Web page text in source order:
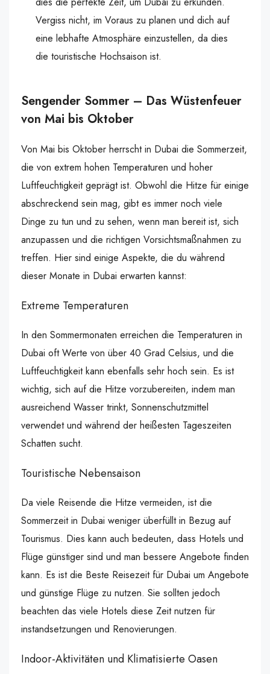
Vergiss nicht, im Voraus zu planen und dich auf
eine lebhafte Atmosphäre einzustellen, da dies
die touristische Hochsaison ist.
Sengender Sommer – Das Wüstenfeuer
von Mai bis Oktober
Von Mai bis Oktober herrscht in Dubai die Sommerzeit,
die von extrem hohen Temperaturen und hoher
Luftfeuchtigkeit geprägt ist. Obwohl die Hitze für einige
abschreckend sein mag, gibt es immer noch viele
Dinge zu tun und zu sehen, wenn man bereit ist, sich
anzupassen und die richtigen Vorsichtsmaßnahmen zu
treffen. Hier sind einige Aspekte, die du während
dieser Monate in Dubai erwarten kannst:
Extreme Temperaturen
In den Sommermonaten erreichen die Temperaturen in
Dubai oft Werte von über 40 Grad Celsius, und die
Luftfeuchtigkeit kann ebenfalls sehr hoch sein. Es ist
wichtig, sich auf die Hitze vorzubereiten, indem man
ausreichend Wasser trinkt, Sonnenschutzmittel
verwendet und während der heißesten Tageszeiten
Schatten sucht.
Touristische Nebensaison
Da viele Reisende die Hitze vermeiden, ist die
Sommerzeit in Dubai weniger überfüllt in Bezug auf
Tourismus. Dies kann auch bedeuten, dass Hotels und
Flüge günstiger sind und man bessere Angebote finden
kann. Es ist die Beste Reisezeit für Dubai um Angebote
und günstige Flüge zu nutzen. Sie sollten jedoch
beachten das viele Hotels diese Zeit nutzen für
instandsetzungen und Renovierungen.
Indoor-Aktivitäten und Klimatisierte Oasen